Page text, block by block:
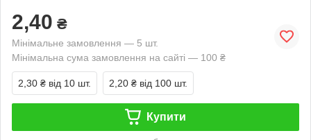
2,40 ₴
Мінімальне замовлення — 5 шт.
Мінімальна сума замовлення на сайті — 100 ₴
2,30 ₴ від 10 шт. 2,20 ₴ від 100 шт.
Купити